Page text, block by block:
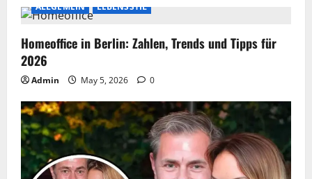
ALLGEMEIN
LEBENSSTIL
Homeoffice in Berlin: Zahlen, Trends und Tipps für
2026
Admin May 5, 2026 0